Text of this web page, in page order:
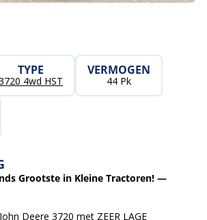
TYPE
4wd HST
VERMOGEN
44 Pk
Grootste in Kleine Tractoren! —
Deere 3720 met ZEER LAGE